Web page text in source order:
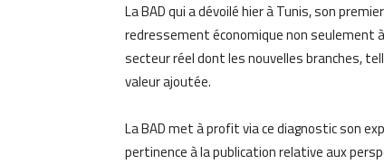
La BAD qui a dévoilé hier à Tunis, son
redressement économique non seulement
secteur réel dont les nouvelles branches,
valeur ajoutée.
La BAD met à profit via ce diagnostic son
pertinence à la publication relative aux